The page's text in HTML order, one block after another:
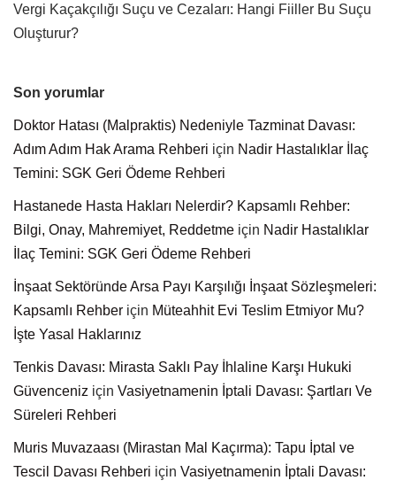
Vergi Kaçakçılığı Suçu ve Cezaları: Hangi Fiiller Bu Suçu
Oluşturur?
Son yorumlar
Doktor Hatası (Malpraktis) Nedeniyle Tazminat Davası:
Adım Adım Hak Arama Rehberi için Nadir Hastalıklar İlaç
Temini: SGK Geri Ödeme Rehberi
Hastanede Hasta Hakları Nelerdir? Kapsamlı Rehber:
Bilgi, Onay, Mahremiyet, Reddetme için Nadir Hastalıklar
İlaç Temini: SGK Geri Ödeme Rehberi
İnşaat Sektöründe Arsa Payı Karşılığı İnşaat Sözleşmeleri:
Kapsamlı Rehber için Müteahhit Evi Teslim Etmiyor Mu?
İşte Yasal Haklarınız
Tenkis Davası: Mirasta Saklı Pay İhlaline Karşı Hukuki
Güvenceniz için Vasiyetnamenin İptali Davası: Şartları Ve
Süreleri Rehberi
Muris Muvazaası (Mirastan Mal Kaçırma): Tapu İptal ve
Tescil Davası Rehberi için Vasiyetnamenin İptali Davası: